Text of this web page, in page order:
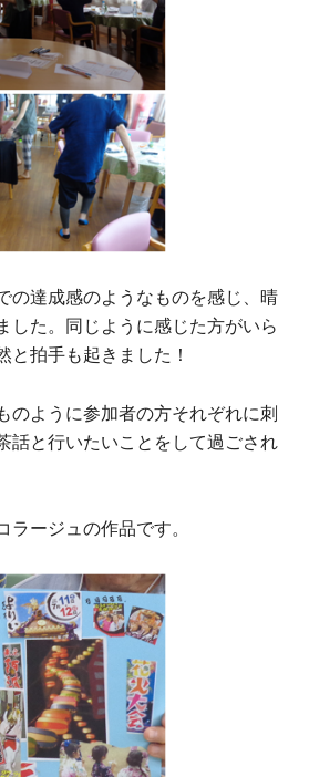
の達成感のようなものを感じ、晴
した。同じように感じた方がいら
と拍手も起きました！
のように参加者の方それぞれに刺
話と行いたいことをして過ごされ
ージュの作品です。